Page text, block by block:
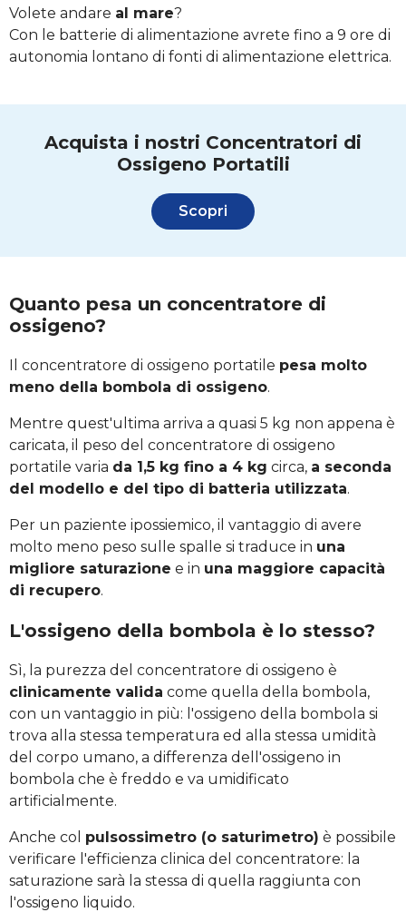
Volete andare al mare?
Con le batterie di alimentazione avrete fino a 9 ore di
autonomia lontano di fonti di alimentazione elettrica.
Acquista i nostri Concentratori di
Ossigeno Portatili
Scopri
Quanto pesa un concentratore di
ossigeno?
Il concentratore di ossigeno portatile pesa molto
meno della bombola di ossigeno.
Mentre quest'ultima arriva a quasi 5 kg non appena è
caricata, il peso del concentratore di ossigeno
portatile varia da 1,5 kg fino a 4 kg circa, a seconda
del modello e del tipo di batteria utilizzata.
Per un paziente ipossiemico, il vantaggio di avere
molto meno peso sulle spalle si traduce in una
migliore saturazione e in una maggiore capacità
di recupero.
L'ossigeno della bombola è lo stesso?
Sì, la purezza del concentratore di ossigeno è
clinicamente valida come quella della bombola,
con un vantaggio in più: l'ossigeno della bombola si
trova alla stessa temperatura ed alla stessa umidità
del corpo umano, a differenza dell'ossigeno in
bombola che è freddo e va umidificato
artificialmente.
Anche col pulsossimetro (o saturimetro) è possibile
verificare l'efficienza clinica del concentratore: la
saturazione sarà la stessa di quella raggiunta con
l'ossigeno liquido.